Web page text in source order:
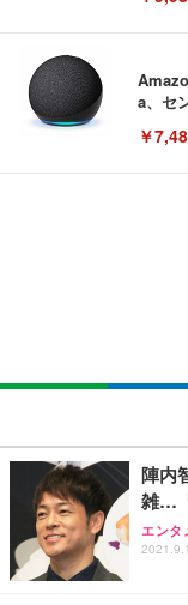
a、セ
￥
い 跳
キン
ン樹
(黒網
ュチ
￥
ワー
能 人
EIZO
￥
EIZO
￥
【純
フッ
回使
x2袋
￥
ネオ
り 単品
陣内
雑…
エンタ